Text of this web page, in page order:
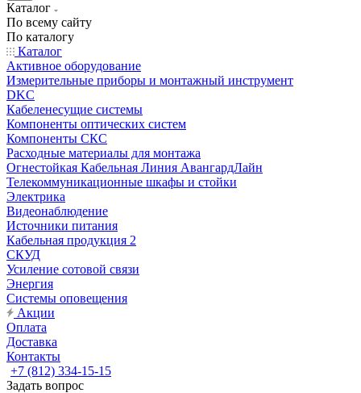
Каталог
По всему сайту
По каталогу
Каталог
Активное оборудование
Измерительные приборы и монтажный инструмент
DKC
Кабеленесущие системы
Компоненты оптических систем
Компоненты СКС
Расходные материалы для монтажа
Огнестойкая Кабельная Линия АвангардЛайн
Телекоммуникационные шкафы и стойки
Электрика
Видеонаблюдение
Источники питания
Кабельная продукция 2
СКУД
Усиление сотовой связи
Энергия
Системы оповещения
Акции
Оплата
Доставка
Контакты
+7 (812) 334-15-15
Задать вопрос